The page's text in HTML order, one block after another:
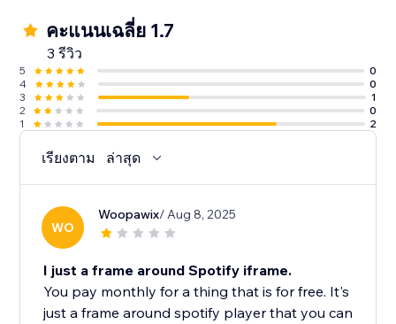
คะแนนเฉลี่ย 1.7
3 รีวิว
5
0
4
0
3
1
2
0
1
2
เรียงตาม ล่าสุด
WO
Woopawix/ Aug 8, 2025
I just a frame around Spotify iframe.
You pay monthly for a thing that is for free. It's
just a frame around spotify player that you can